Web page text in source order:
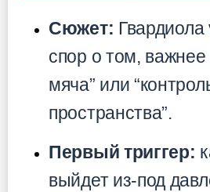
Сюжет:
спор о том, важнее
мяча” или
пространства”.
Первый триггер:
выйдет из-под